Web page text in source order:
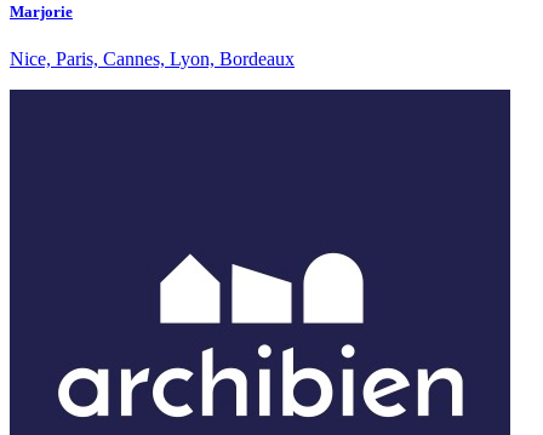
Marjorie
Nice, Paris, Cannes, Lyon, Bordeaux